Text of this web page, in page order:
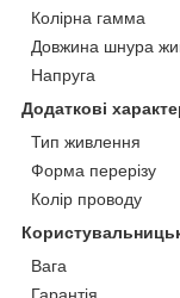
Колірна гамма
Довжина шнура
Напруга
Додаткові
Тип живлення
Форма перерізу
Колір проводу
Вага
Гарантія